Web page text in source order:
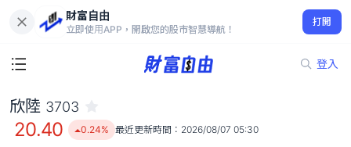
財富自由
立即使用APP，開啟您的股市智慧導航！
打開
登入
20.40
0.24%
欣陸 3703
20.40 0.24% 最近更新時間： 2026/08/07 05:30